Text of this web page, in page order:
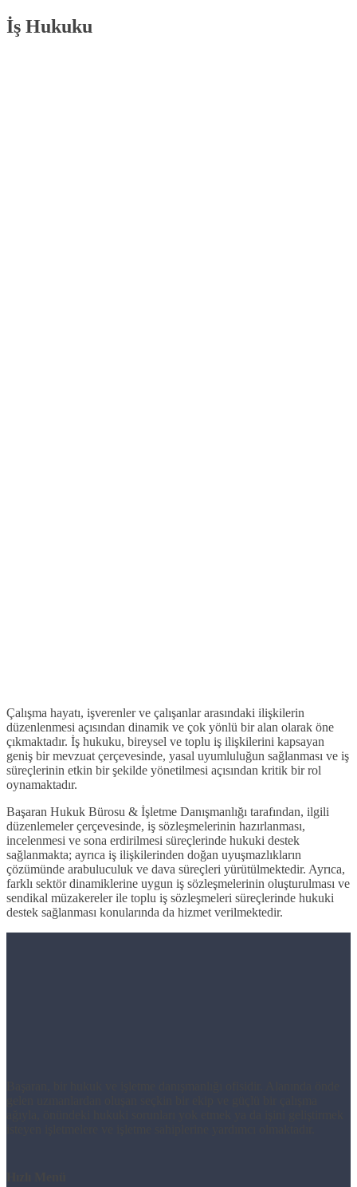
İş Hukuku
Çalışma hayatı, işverenler ve çalışanlar arasındaki ilişkilerin
düzenlenmesi açısından dinamik ve çok yönlü bir alan olarak öne
çıkmaktadır. İş hukuku, bireysel ve toplu iş ilişkilerini kapsayan
geniş bir mevzuat çerçevesinde, yasal uyumluluğun sağlanması ve iş
süreçlerinin etkin bir şekilde yönetilmesi açısından kritik bir rol
oynamaktadır.
Başaran Hukuk Bürosu & İşletme Danışmanlığı tarafından, ilgili
düzenlemeler çerçevesinde, iş sözleşmelerinin hazırlanması,
incelenmesi ve sona erdirilmesi süreçlerinde hukuki destek
sağlanmakta; ayrıca iş ilişkilerinden doğan uyuşmazlıkların
çözümünde arabuluculuk ve dava süreçleri yürütülmektedir. Ayrıca,
farklı sektör dinamiklerine uygun iş sözleşmelerinin oluşturulması ve
sendikal müzakereler ile toplu iş sözleşmeleri süreçlerinde hukuki
destek sağlanması konularında da hizmet verilmektedir.